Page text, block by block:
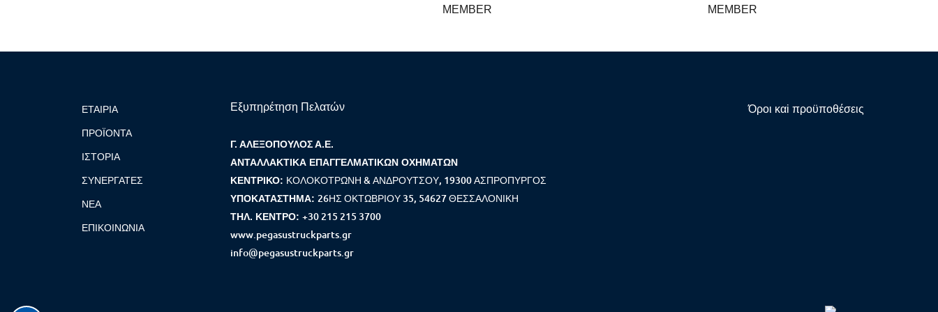
MEMBER MEMBER
ΕΤΑΙΡΊΑ
ΠΡΟΪΌΝΤΑ
ΙΣΤΟΡΊΑ
ΣΥΝΕΡΓΆΤΕΣ
ΝΈΑ
ΕΠΙΚΟΙΝΩΝΊΑ
Εξυπηρέτηση Πελατών
Γ. ΑΛΕΞΟΠΟΥΛΟΣ Α.Ε.
ΑΝΤΑΛΛΑΚΤΙΚΑ ΕΠΑΓΓΕΛΜΑΤΙΚΩΝ ΟΧΗΜΑΤΩΝ
ΚΕΝΤΡΙΚΟ: ΚΟΛΟΚΟΤΡΩΝΗ & ΑΝΔΡΟΥΤΣΟΥ, 19300 ΑΣΠΡΟΠΥΡΓΟΣ
ΥΠΟΚΑΤΑΣΤΗΜΑ: 26ΗΣ ΟΚΤΩΒΡΙΟΥ 35, 54627 ΘΕΣΣΑΛΟΝΙΚΗ
ΤΗΛ. ΚΕΝΤΡΟ: +30 215 215 3700
www.pegasustruckparts.gr
info@pegasustruckparts.gr
Όροι καi προϋποθέσεις